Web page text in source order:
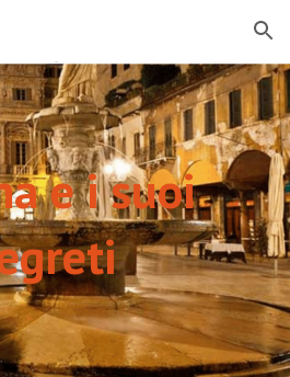
Skip to navigation
e i suoi